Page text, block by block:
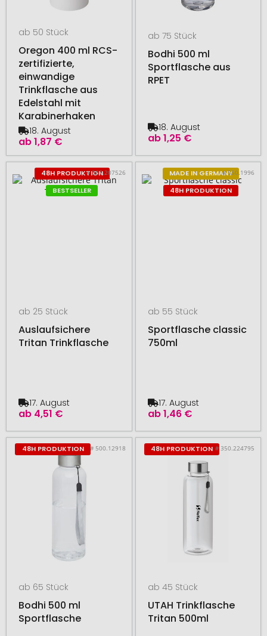
ab 50 Stück
Oregon 400 ml RCS-
zertifizierte,
einwandige
Trinkflasche aus
Edelstahl mit
Karabinerhaken
ab1,87 €
18. August
ab 75 Stück
Bodhi 500 ml
Sportflasche aus
RPET
ab1,25 €
18. August
48H PRODUKTION
BESTSELLER
# 365.207526
ab 25 Stück
Auslaufsichere
Tritan Trinkflasche
ab 4,51 €
17. August
MADE IN GERMANY
48H PRODUKTION
# 550.1996
ab 55 Stück
Sportflasche classic
750ml
ab1,46 €
17. August
48H PRODUKTION # 500.12918
ab 65 Stück
Bodhi 500 ml
Sportflasche
48H PRODUKTION # 350.224795
ab 45 Stück
UTAH Trinkflasche
Tritan 500ml